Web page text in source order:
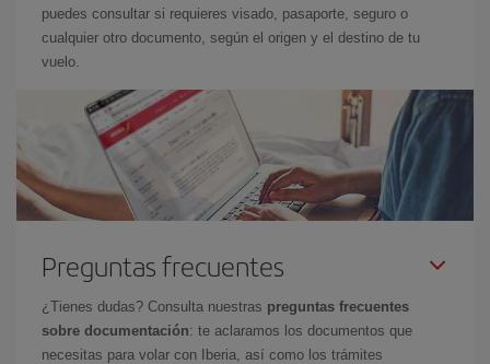
puedes consultar si requieres visado, pasaporte, seguro o
cualquier otro documento, según el origen y el destino de tu
vuelo.
Preguntas frecuentes
¿Tienes dudas? Consulta nuestras preguntas frecuentes
sobre documentación: te aclaramos los documentos que
necesitas para volar con Iberia, así como los trámites